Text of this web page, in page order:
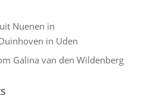
Nuenen in
in Uden
Galina van den Wildenberg